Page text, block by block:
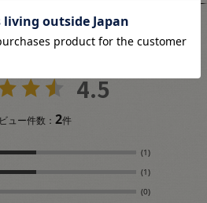
4.5
ュー件数：2件
(1)
(1)
(0)